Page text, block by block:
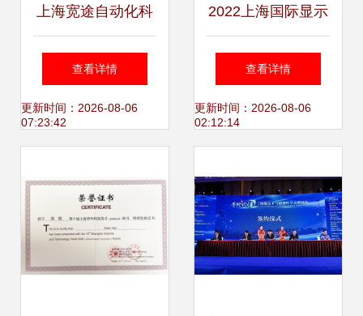
上海宽途自动化科
技 全面接近开关产
品列表与技术支持
查看详情
更新时间：2026-08-06
07:23:42
2022上海国际显示
技术及应用创新展
DIC与上海技术咨
查看详情
更新时间：2026-08-06
02:12:14